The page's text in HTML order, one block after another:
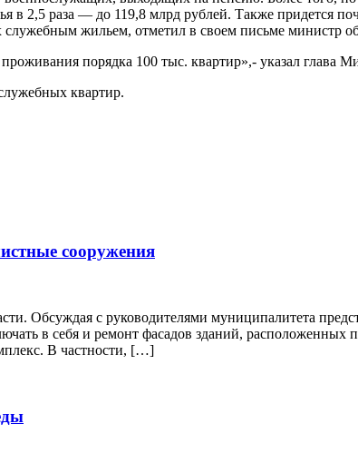
в 2,5 раза — до 119,8 млрд рублей. Также придется
служебным жильем, отметил в своем письме министр
порядка 100 тыс. квартир»,- указал глава
квартир.
сооружения
Обсуждая с руководителями муниципалитета
в себя и ремонт фасадов зданий, расположенных
В частности, […]